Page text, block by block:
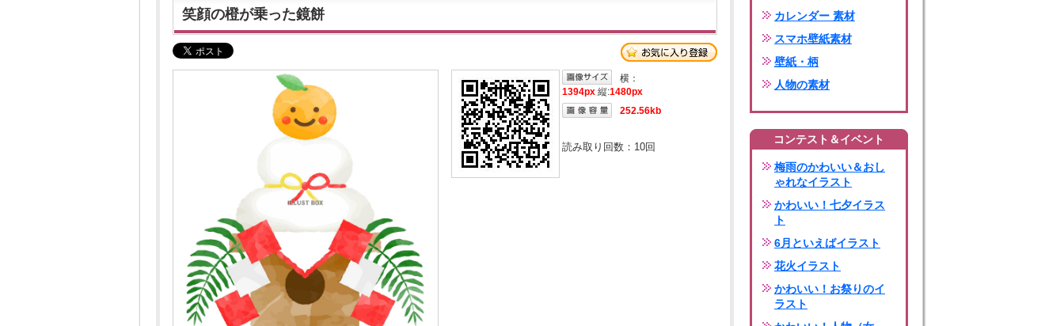
笑顔の橙が乗った鏡餅
横：
1394px 縦:1480px
252.56kb
読み取り回数： 10回
カレンダー 素材
スマホ壁紙素材
壁紙・柄
人物の素材
コンテスト＆イベント
梅雨のかわいい＆おし
ゃれなイラスト
かわいい！七夕イラス
ト
6月といえばイラスト
花火イラスト
かわいい！お祭りのイ
ラスト